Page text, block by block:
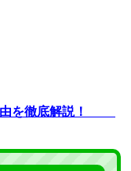
由を徹底解説！